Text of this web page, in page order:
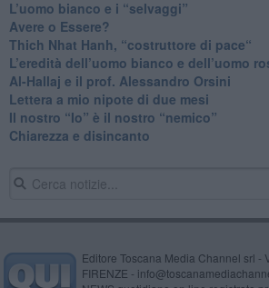
​L’uomo bianco e i “selvaggi”
​Avere o Essere?
​Thich Nhat Hanh, “costruttore di pace“
​L’eredità dell’uomo bianco e dell’uomo
Al-Hallaj e il prof. Alessandro Orsini
​Lettera a mio nipote di due mesi
​Il nostro “Io” è il nostro “nemico”
​Chiarezza e disincanto
Editore Toscana Media Channel srl -
FIRENZE -